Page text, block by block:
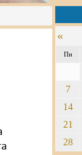
«
Пн
7
14
21
28